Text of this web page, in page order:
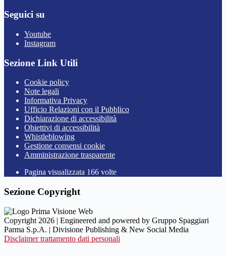
Seguici su
Youtube
Instagram
Sezione Link Utili
Cookie policy
Note legali
Informativa Privacy
Ufficio Relazioni con il Pubblico
Dichiarazione di accessibilità
Obiettivi di accessibilità
Whistleblowing
Gestione consensi cookie
Amministrazione trasparente
Pagina visualizzata 166 volte
Sezione Copyright
Copyright 2026 | Engineered and powered by Gruppo Spaggiari
Parma S.p.A. | Divisione Publishing & New Social Media
Disclaimer trattamento dati personali